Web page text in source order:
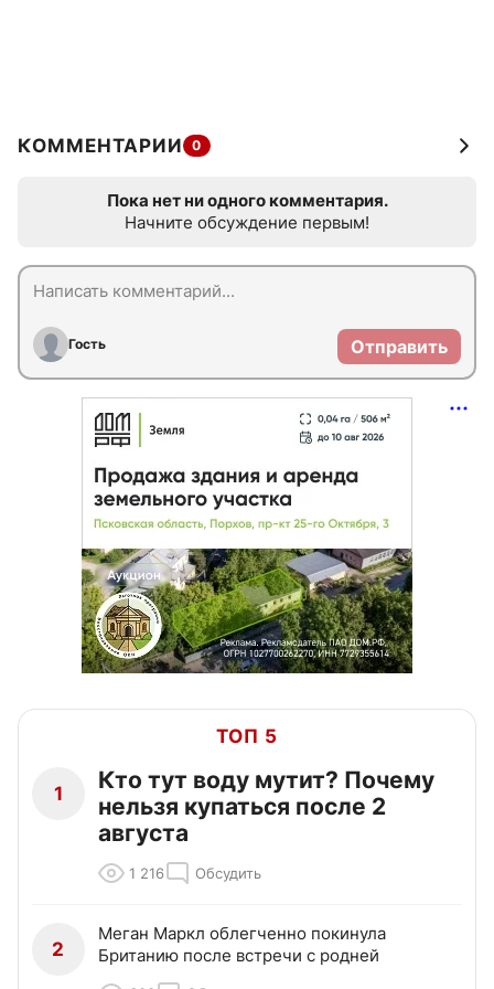
КОММЕНТАРИИ 0
Пока нет ни одного комментария.
Начните обсуждение первым!
Гость Отправить
ТОП 5
1
Кто тут воду мутит? Почему
нельзя купаться после 2
августа
1 216 Обсудить
2
Меган Маркл облегченно покинула
Британию после встречи с родней